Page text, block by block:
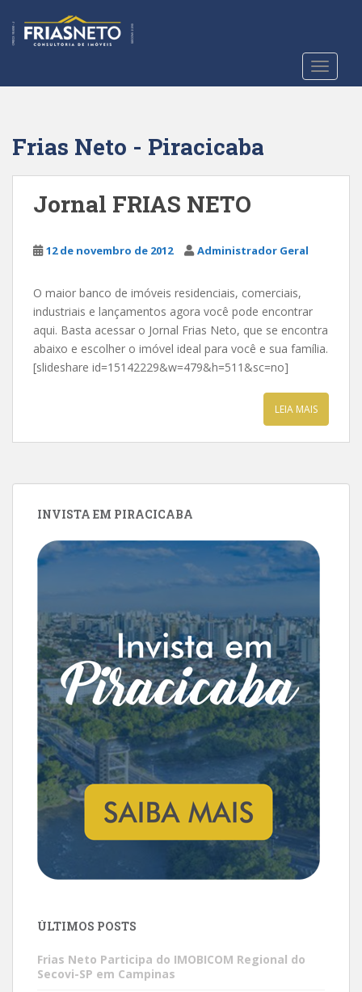
t
Frias Neto - Piracicaba
Jornal FRIAS NETO
12 de novembro de 2012 Administrador Geral
O maior banco de imóveis residenciais, comerciais,
industriais e lançamentos agora você pode encontrar
aqui. Basta acessar o Jornal Frias Neto, que se encontra
abaixo e escolher o imóvel ideal para você e sua família.
[slideshare id=15142229&w=479&h=511&sc=no]
LEIA MAIS
INVISTA EM PIRACICABA
ÚLTIMOS POSTS
Frias Neto Participa do IMOBICOM Regional do
Secovi-SP em Campinas